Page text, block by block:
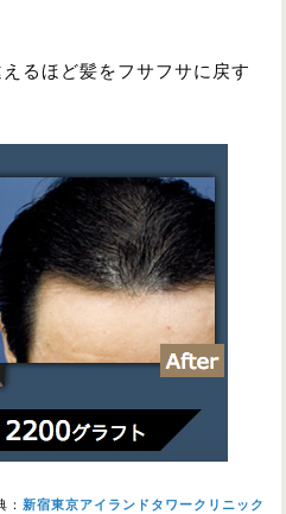
るほど髪をフサフサに戻す
： 新宿東京アイランドタワークリニック